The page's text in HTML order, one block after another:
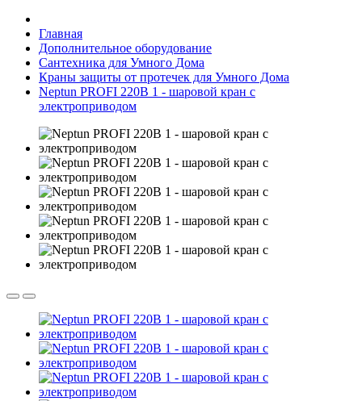
Главная
Дополнительное оборудование
Сантехника для Умного Дома
Краны защиты от протечек для Умного Дома
Neptun PROFI 220В 1 - шаровой кран с
электроприводом